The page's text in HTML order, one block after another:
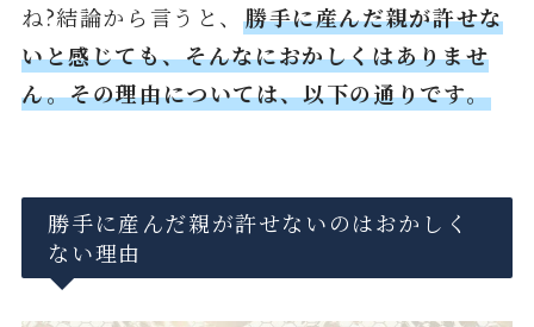
ね?結論から言うと、勝手に産んだ親が許せな
いと感じても、そんなにおかしくはありませ
ん。その理由については、以下の通りです。
勝手に産んだ親が許せないのはおかしく
ない理由